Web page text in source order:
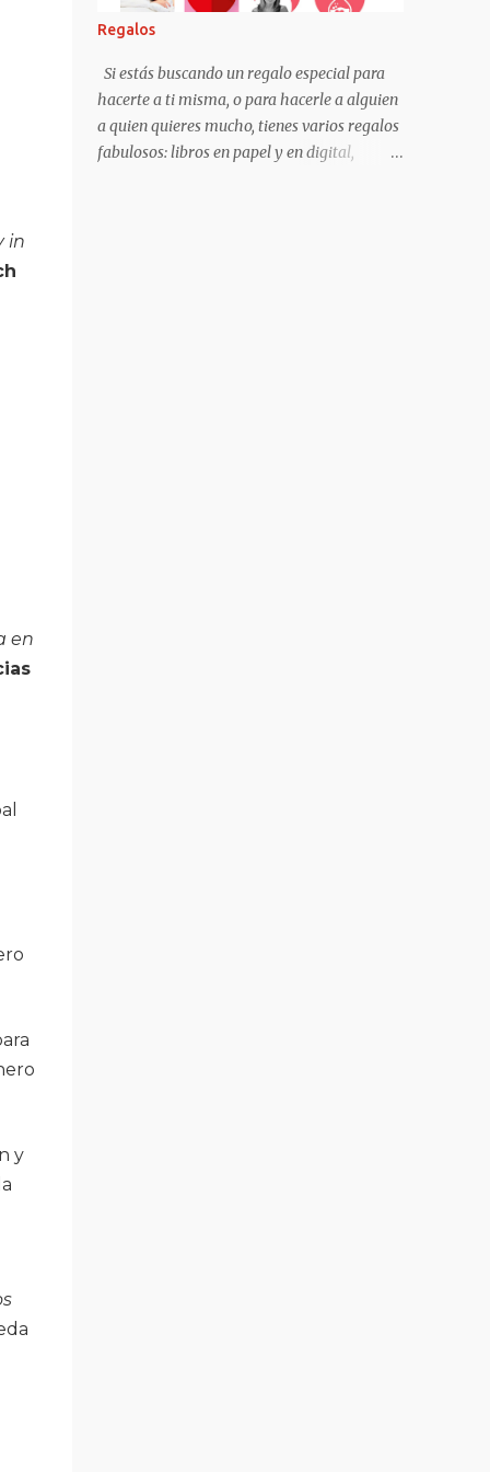
in
en
y
francés y al portugués.
Regalos
Si estás buscando un regalo especial para
hacerte a ti misma, o para hacerle a alguien
a quien quieres mucho, tienes varios regalos
fabulosos: libros en papel y en digital,